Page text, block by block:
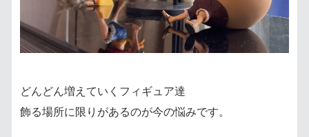
どんどん増えていくフィギュア達
飾る場所に限りがあるのが今の悩みです。